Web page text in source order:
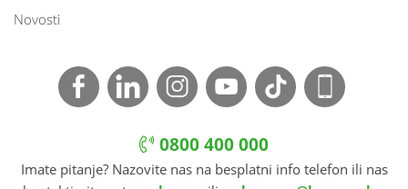
Novosti
0800 400 000
Imate pitanje? Nazovite nas na besplatni info telefon ili nas